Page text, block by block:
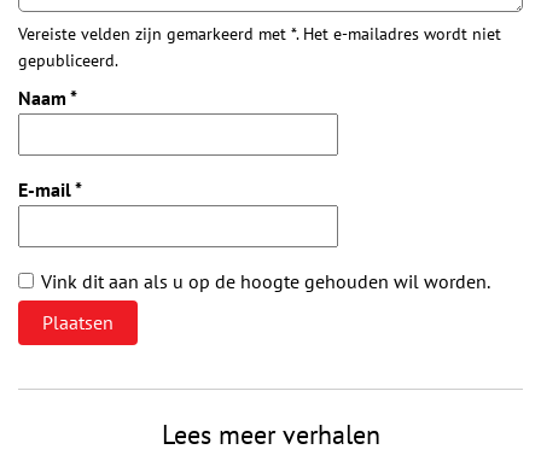
Vereiste velden zijn gemarkeerd met *. Het e-mailadres wordt niet
gepubliceerd.
Naam *
E-mail*
Vink dit aan als u op de hoogte gehouden wil worden.
Lees meer verhalen